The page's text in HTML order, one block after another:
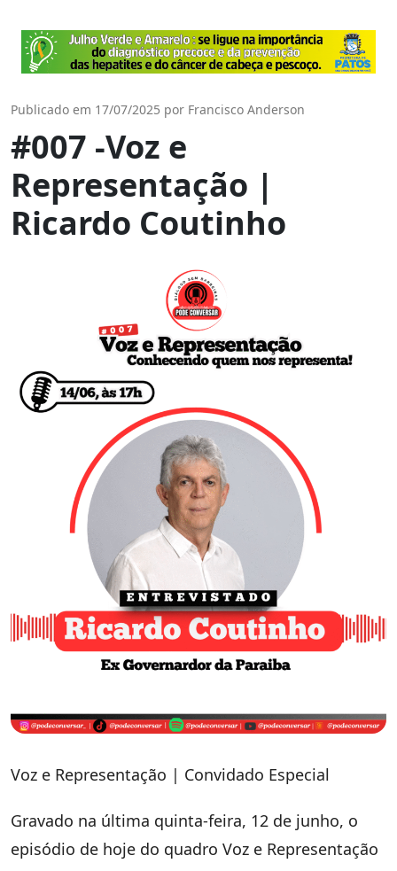
Publicado em 17/07/2025 por Francisco Anderson
#007 -Voz e
Representação |
Ricardo Coutinho
Voz e Representação | Convidado Especial
Gravado na última quinta-feira, 12 de junho, o
episódio de hoje do quadro Voz e Representação